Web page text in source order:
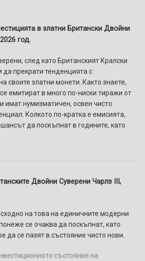
в златни Британски Двойни
год.
след като Британският Кралски
прекрати тенденцията с
своите златни монети. Както знаете,
емитират в много по-ниски тиражи от
имат нумизматичен, освен чисто
Колкото по-кратка е емисията,
да поскъпнат в годините, като
Двойни Суверени Чарлз III,
на това на единичните модерни
се очаква да поскъпнат, като
да се пазят в състояние чисто нови.
състояние на